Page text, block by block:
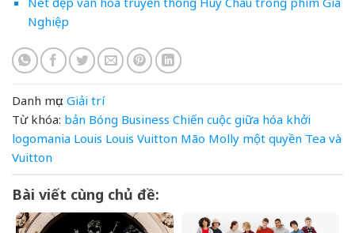
Nghiệp
Danh mục: Giải trí
Từ khóa: bản Bóng Business Chiến cuộc giữa hóa khởi
logomania Louis Louis Vuitton Mão Molly một quyền Tea và
Vuitton
Bài viết cùng chủ đề: